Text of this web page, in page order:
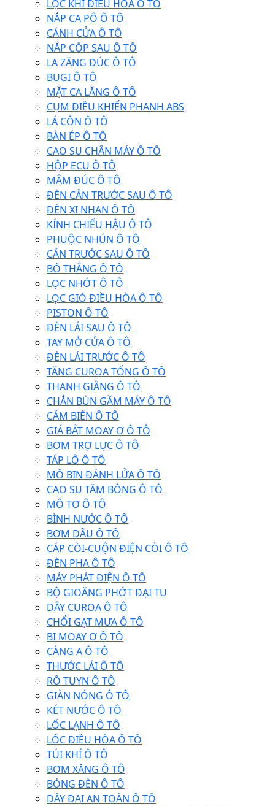
LỌC KHÍ ĐIỀU HÒA Ô TÔ
NẮP CA PÔ Ô TÔ
CÁNH CỬA Ô TÔ
NẮP CỐP SAU Ô TÔ
LA ZĂNG ĐÚC Ô TÔ
BUGI Ô TÔ
MẶT CA LĂNG Ô TÔ
CỤM ĐIỀU KHIỂN PHANH ABS
LÁ CÔN Ô TÔ
BÀN ÉP Ô TÔ
CAO SU CHÂN MÁY Ô TÔ
HỘP ECU Ô TÔ
MÂM ĐÚC Ô TÔ
ĐÈN CẢN TRƯỚC SAU Ô TÔ
ĐÈN XI NHAN Ô TÔ
KÍNH CHIẾU HẬU Ô TÔ
PHUỘC NHÚN Ô TÔ
CẢN TRƯỚC SAU Ô TÔ
BỐ THẮNG Ô TÔ
LỌC NHỚT Ô TÔ
LỌC GIÓ ĐIỀU HÒA Ô TÔ
PISTON Ô TÔ
ĐÈN LÁI SAU Ô TÔ
TAY MỞ CỬA Ô TÔ
ĐÈN LÁI TRƯỚC Ô TÔ
TĂNG CUROA TỔNG Ô TÔ
THANH GIẰNG Ô TÔ
CHẮN BÙN GẦM MÁY Ô TÔ
CẢM BIẾN Ô TÔ
GIÁ BẮT MOAY Ơ Ô TÔ
BƠM TRỢ LỰC Ô TÔ
TÁP LÔ Ô TÔ
MÔ BIN ĐÁNH LỬA Ô TÔ
CAO SU TĂM BÔNG Ô TÔ
MÔ TƠ Ô TÔ
BÌNH NƯỚC Ô TÔ
BƠM DẦU Ô TÔ
CÁP CÒI-CUỘN ĐIỆN CÒI Ô TÔ
ĐÈN PHA Ô TÔ
MÁY PHÁT ĐIỆN Ô TÔ
BỘ GIOĂNG PHỚT ĐẠI TU
DÂY CUROA Ô TÔ
CHỔI GẠT MƯA Ô TÔ
BI MOAY Ơ Ô TÔ
CÀNG A Ô TÔ
THƯỚC LÁI Ô TÔ
RÔ TUYN Ô TÔ
GIÀN NÓNG Ô TÔ
KÉT NƯỚC Ô TÔ
LỐC LẠNH Ô TÔ
LỐC ĐIỀU HÒA Ô TÔ
TÚI KHÍ Ô TÔ
BƠM XĂNG Ô TÔ
BÓNG ĐÈN Ô TÔ
DÂY ĐAI AN TOÀN Ô TÔ